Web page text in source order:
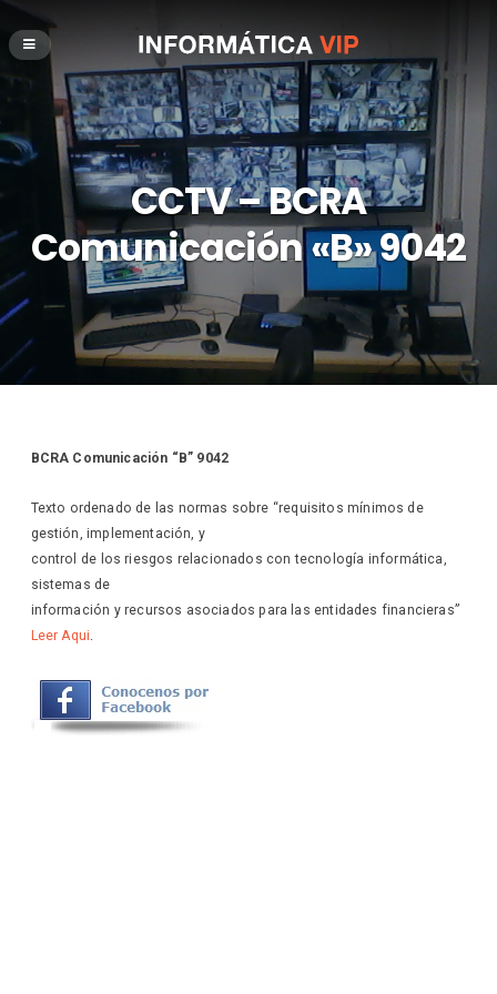
CCTV – BCRA
Comunicación «B» 9042
BCRA Comunicación “B” 9042
Texto ordenado de las normas sobre “requisitos mínimos de
gestión, implementación, y
control de los riesgos relacionados con tecnología informática,
sistemas de
información y recursos asociados para las entidades financieras”
Leer Aqui.